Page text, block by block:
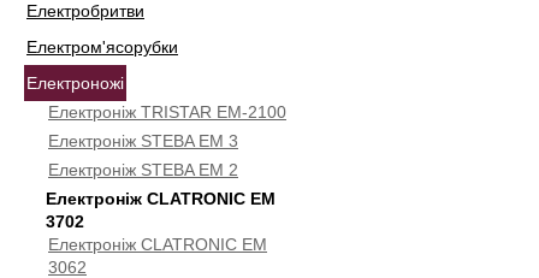
Електробритви
Електром'ясорубки
Електроножі
Електроніж TRISTAR EM-2100
Електроніж STEBA EM 3
Електроніж STEBA EM 2
Електроніж CLATRONIC EM
3702
Електроніж CLATRONIC EM
3062